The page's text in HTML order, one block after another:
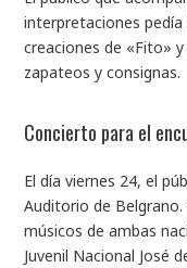
interpretaciones
creaciones de «Fito»
zapateos y consignas.
Concierto para el
El día viernes 24, el
Auditorio de Belgrano.
músicos de ambas
Juvenil Nacional José